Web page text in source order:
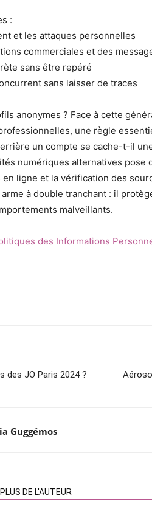
:
et les attaques personnelles
commerciales et des
sans être repéré
sans laisser de traces
anonymes ? Face à cette
une règle
un compte se cache-t-il
numériques alternatives
ligne et la vérification des
à double tranchant : il
malveillants.
des Informations
des JO Paris 2024 ?
Guggémos
PLUS DE L'AUTEUR